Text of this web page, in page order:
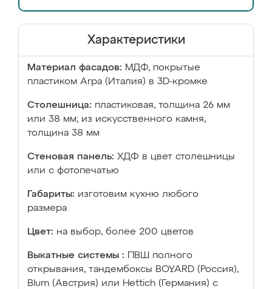
Характеристики
Материал фасадов: МДФ, покрытые
пластиком Arpa (Италия) в 3D-кромке
Столешница: пластиковая, толщина 26 мм
или 38 мм; из искусственного камня,
толщина 38 мм
Стеновая панель: ХДФ в цвет столешницы
или с фотопечатью
Габариты: изготовим кухню любого
размера
Цвет: на выбор, более 200 цветов
Выкатные системы :
ПВШ полного
открывания, тандембоксы BOYARD (Россия),
Blum (Австрия) или Hettich (Германия) с